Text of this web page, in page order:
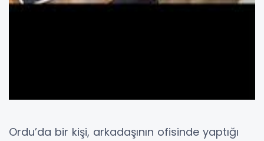
Ordu’da bir kişi, arkadaşının ofisinde yaptığı